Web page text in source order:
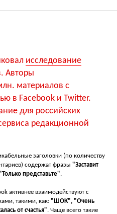
исследование
Авторы
материалов с
в Facebook и Twitter.
для российских
редакционной
заголовки (по количеству
содержат фразы "Заставит
представьте".
активнее взаимодействуют с
такими, как: "ШОК", "Очень
от счастья". Чаще всего такие